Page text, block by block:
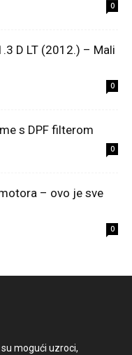
0
D LT (2012.) – Mali
0
s DPF filterom
0
– ovo je sve
0
su mogući uzroci,